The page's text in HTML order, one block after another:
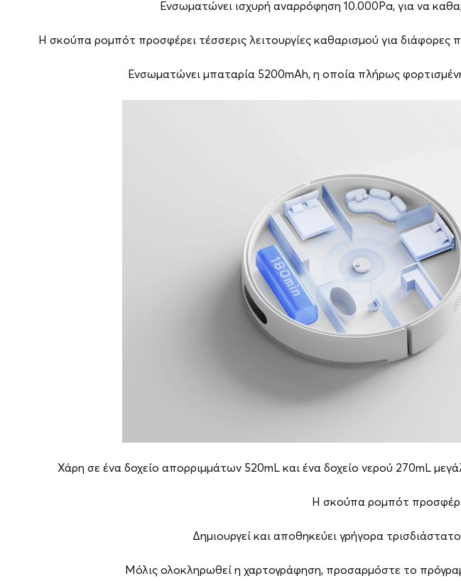
Ενσωματώνει ισχυρή αναρρόφηση 10.000Pa, για να
Η σκούπα ρομπότ προσφέρει τέσσερις λειτουργίες καθαρισμού για
Ενσωματώνει μπαταρία 5200mAh, η οποία πλήρως
Χάρη σε ένα δοχείο απορριμμάτων 520mL και ένα δοχείο νερού 270mL
Η σκούπα ρομπότ
Δημιουργεί και αποθηκεύει γρήγορα
Μόλις ολοκληρωθεί η χαρτογράφηση, προσαρμόστε το